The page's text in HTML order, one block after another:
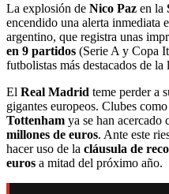
La explosión de Nico Paz en la
encendido una alerta inmediata
argentino, que registra unas
en 9 partidos (Serie A y Copa
futbolistas más destacados de la
El Real Madrid teme perder a
gigantes europeos. Clubes
Tottenham ya se han acercado
millones de euros. Ante este
hacer uso de la cláusula de
euros a mitad del próximo año.